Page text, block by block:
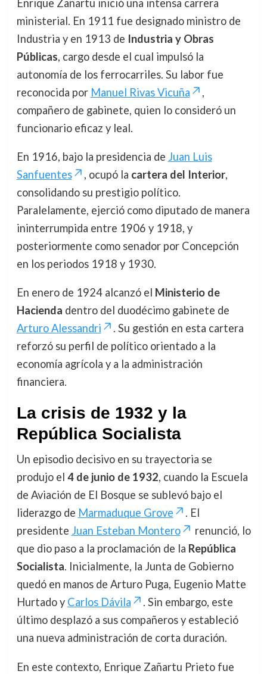
Enrique Zañartu inició una intensa carrera
ministerial. En 1911 fue designado ministro de
Industria y en 1913 de Industria y Obras
Públicas, cargo desde el cual impulsó la
autonomía de los ferrocarriles. Su labor fue
reconocida por Manuel Rivas Vicuña
,
compañero de gabinete, quien lo consideró un
funcionario eficaz y leal.
En 1916, bajo la presidencia de Juan Luis
Sanfuentes
, ocupó la cartera del Interior,
consolidando su prestigio político.
Paralelamente, ejerció como diputado de manera
ininterrumpida entre 1906 y 1918, y
posteriormente como senador por Concepción
en los periodos 1918 y 1930.
En enero de 1924 alcanzó el Ministerio de
Hacienda dentro del duodécimo gabinete de
Arturo Alessandri
. Su gestión en esta cartera
reforzó su perfil de político orientado a la
economía agrícola y a la administración
financiera.
La crisis de 1932 y la
República Socialista
Un episodio decisivo en su trayectoria se
produjo el 4 de junio de 1932, cuando la Escuela
de Aviación de El Bosque se sublevó bajo el
liderazgo de Marmaduque Grove
. El
presidente Juan Esteban Montero
renunció, lo
que dio paso a la proclamación de la República
Socialista. Inicialmente, la Junta de Gobierno
quedó en manos de Arturo Puga, Eugenio Matte
Hurtado y Carlos Dávila
. Sin embargo, este
último desplazó a sus compañeros y estableció
una nueva administración de corta duración.
En este contexto, Enrique Zañartu Prieto fue